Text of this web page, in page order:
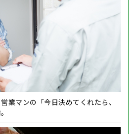
業マンの「今日決めてくれたら、